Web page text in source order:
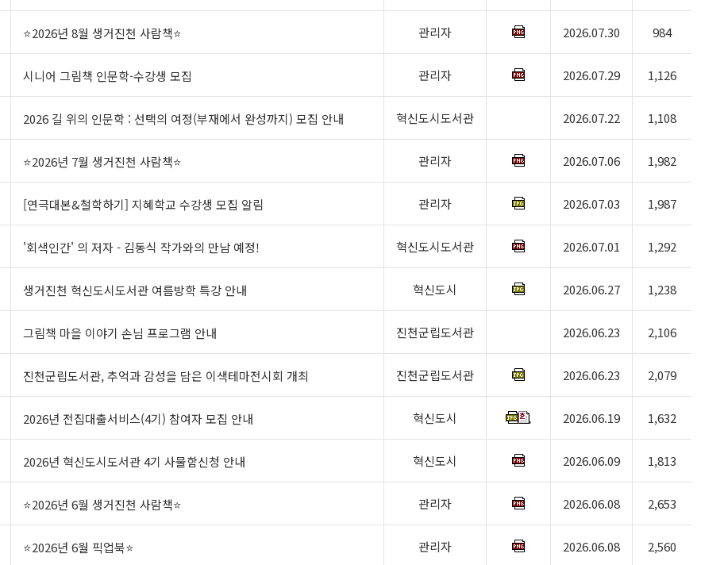
⭐2026년 8월 생거진천 사람책⭐ 관리자 2026.07.30 984
시니어 그림책 인문학-수강생 모집 관리자 2026.07.29 1,126
2026 길 위의 인문학 : 선택의 여정(부재에서 완성까지) 모집 안내 혁신도시도서관 2026.07.22 1,108
⭐2026년 7월 생거진천 사람책⭐ 관리자 2026.07.06 1,982
[연극대본&철학하기] 지혜학교 수강생 모집 알림 관리자 2026.07.03 1,987
'회색인간' 의 저자 - 김동식 작가와의 만남 예정! 혁신도시도서관 2026.07.01 1,292
생거진천 혁신도시도서관 여름방학 특강 안내 혁신도시 2026.06.27 1,238
그림책 마을 이야기 손님 프로그램 안내 진천군립도서관 2026.06.23 2,106
진천군립도서관, 추억과 감성을 담은 이색테마전시회 개최 진천군립도서관 2026.06.23 2,079
2026년 전집대출서비스(4기) 참여자 모집 안내 혁신도시 2026.06.19 1,632
2026년 혁신도시도서관 4기 사물함신청 안내 혁신도시 2026.06.09 1,813
⭐2026년 6월 생거진천 사람책⭐ 관리자 2026.06.08 2,653
⭐2026년 6월 픽업북⭐ 관리자 2026.06.08 2,560